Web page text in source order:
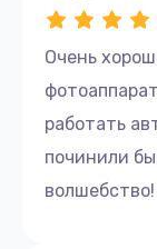
Очень
работать
починили